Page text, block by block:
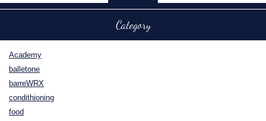
Category
Academy
balletone
barreWRX
condithioning
food